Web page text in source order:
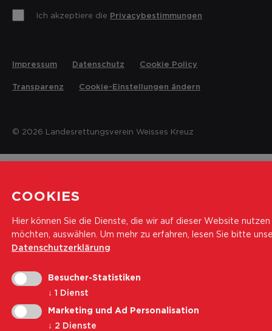
Ich akzeptiere die Privacybestimmungen
© 2026 Landesrettungsverein Weisses Kreuz
Impressum Datenschutz Cookie Policy
Transparenz Cookie-Einstellungen ändern
COOKIES
Hier können Sie die Dienste, die wir auf dieser Website nutzen
möchten, auswählen. Um mehr zu erfahren, lesen Sie bitte
Datenschutzerklärung
Besucher-Statistiken
↓ 1 Dienst
Marketing und Ad Personalisation
↓ 2 Dienste